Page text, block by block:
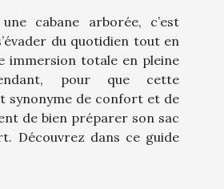
cabane arborée, c’est
du quotidien tout en
immersion totale en pleine
pour que cette
synonyme de confort et de
de bien préparer son sac
Découvrez dans ce guide